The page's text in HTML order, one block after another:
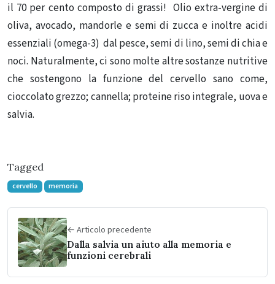
il 70 per cento composto di grassi! Olio extra-vergine di
oliva, avocado, mandorle e semi di zucca e inoltre acidi
essenziali (omega-3) dal pesce, semi di lino, semi di chia e
noci. Naturalmente, ci sono molte altre sostanze nutritive
che sostengono la funzione del cervello sano come,
cioccolato grezzo; cannella; proteine ​​riso integrale, uova e
salvia.
Tagged
cervello memoria
← Articolo precedente
Dalla salvia un aiuto alla memoria e
funzioni cerebrali